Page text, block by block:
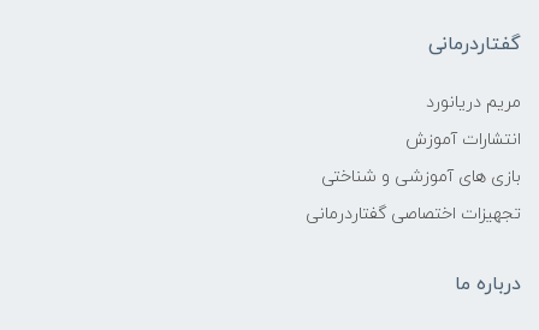
گفتاردرمانی
مریم دریانورد
انتشارات آموزش
بازی های آموزشی و شناختی
تجهیزات اختصاصی گفتاردرمانی
درباره ما